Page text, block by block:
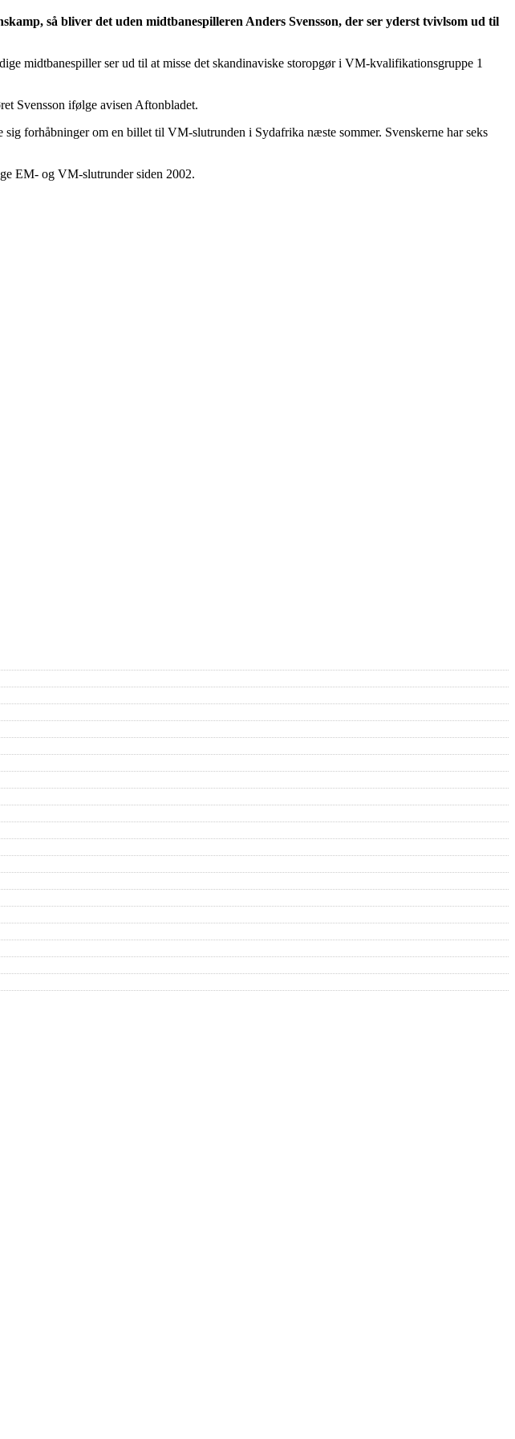
så bliver det uden midtbanespilleren Anders Svensson, der ser yderst tvivlsom ud til
midtbanespiller ser ud til at misse det skandinaviske storopgør i VM-kvalifikationsgruppe 1
Svensson ifølge avisen Aftonbladet.
forhåbninger om en billet til VM-slutrunden i Sydafrika næste sommer. Svenskerne har seks
EM- og VM-slutrunder siden 2002.